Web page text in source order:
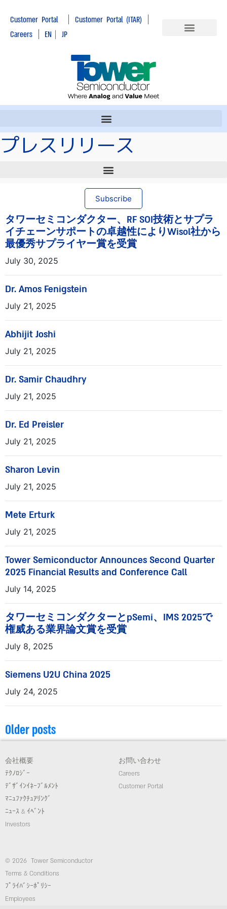
Customer Portal| Customer Portal (ITAR) |
Careers | EN | JP
プレスリリース
Subscribe
タワーセミコンダクター、RF SOI技術とサプラ
イチェーンサポートの卓越性によりWisol社から
最優秀サプライヤー賞を受賞
July 30, 2025
Dr. Amos Fenigstein
July 21, 2025
Abhijit Joshi
July 21, 2025
Dr. Samir Chaudhry
July 21, 2025
Dr. Ed Preisler
July 21, 2025
Sharon Levin
July 21, 2025
Mete Erturk
July 21, 2025
Tower Semiconductor Announces Second Quarter
2025 Financial Results and Conference Call
July 14, 2025
タワーセミコンダクターとpSemi、IMS 2025で
権威ある業界論文賞を受賞
July 8, 2025
Siemens U2U China 2025
July 24, 2025
Older posts
会社概要
ﾃｸﾉﾛｼﾞｰ
ﾃﾞｻﾞｲﾝｲﾈｰﾌﾞﾙﾒﾝﾄ
ﾏﾆｭﾌｧｸﾁｭｱﾘﾝｸﾞ
ﾆｭｰｽ & ｲﾍﾞﾝﾄ
Investors
お問い合わせ
Careers
Customer Portal
© 2026 Tower Semiconductor
Terms & Conditions
ﾌﾟﾗｲﾊﾞｼｰﾎﾟﾘｼｰ
Employees